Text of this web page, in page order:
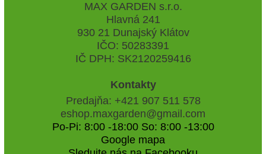
MAX GARDEN s.r.o.
Hlavná 241
930 21 Dunajský Klátov
IČO: 50283391
IČ DPH: SK2120259416
Kontakty
Predajňa: +421 907 511 578
eshop.maxgarden@gmail.com
Po-Pi: 8:00 -18:00 So: 8:00 -13:00
Google mapa